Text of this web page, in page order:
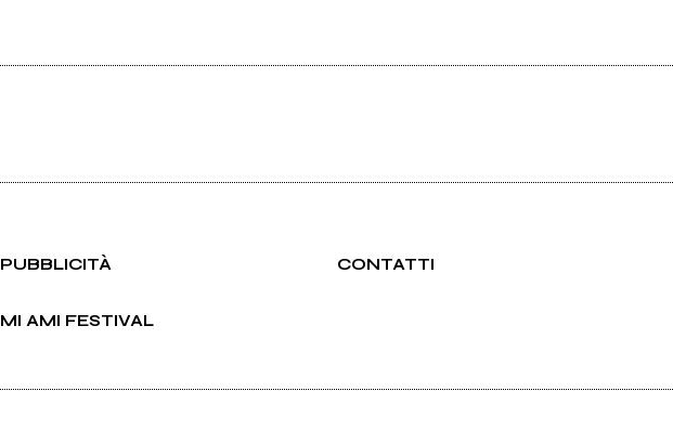
PUBBLICITÀ CONTATTI
MI AMI FESTIVAL